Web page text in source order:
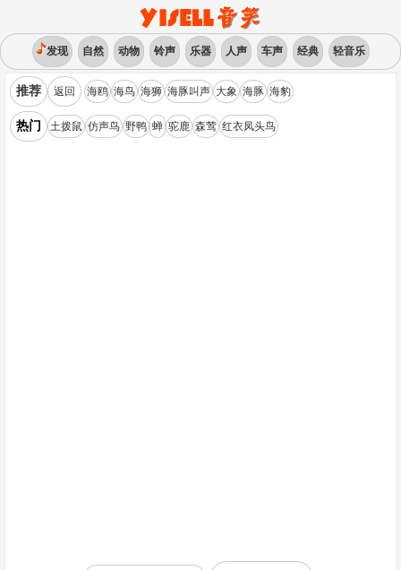
发现 自然 动物 铃声 乐器 人声 车声 经典 轻音乐
推荐 返回 海鸥 海鸟 海狮 海豚叫声 大象 海豚 海豹
热门 土拨鼠 仿声鸟 野鸭 蝉 驼鹿 森莺 红衣凤头鸟